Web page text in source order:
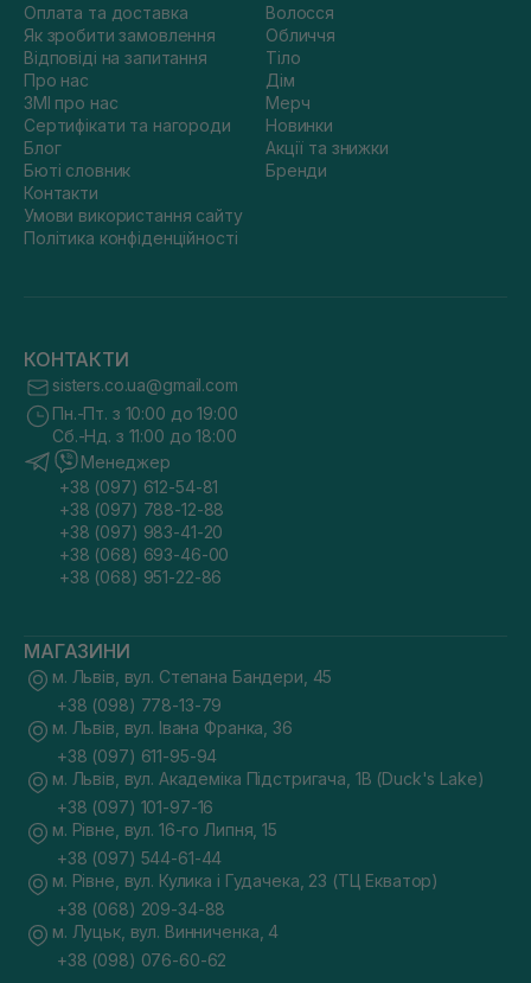
Оплата та доставка
Як зробити замовлення
Відповіді на запитання
Про нас
ЗМІ про нас
Сертифікати та нагороди
Блог
Бюті словник
Контакти
Умови використання сайту
Політика конфіденційності
Волосся
Обличчя
Тіло
Дім
Мерч
Новинки
Акції та знижки
Бренди
КОНТАКТИ
sisters.co.ua@gmail.com
Пн.-Пт. з 10:00 до 19:00
Сб.-Нд. з 11:00 до 18:00
Менеджер
+38 (097) 612-54-81
+38 (097) 788-12-88
+38 (097) 983-41-20
+38 (068) 693-46-00
+38 (068) 951-22-86
МАГАЗИНИ
м. Львів, вул. Степана Бандери, 45
+38 (098) 778-13-79
м. Львів, вул. Івана Франка, 36
+38 (097) 611-95-94
м. Львів, вул. Академіка Підстригача, 1В (Duck's Lake)
+38 (097) 101-97-16
м. Рівне, вул. 16-го Липня, 15
+38 (097) 544-61-44
м. Рівне, вул. Кулика і Гудачека, 23 (ТЦ Екватор)
+38 (068) 209-34-88
м. Луцьк, вул. Винниченка, 4
+38 (098) 076-60-62